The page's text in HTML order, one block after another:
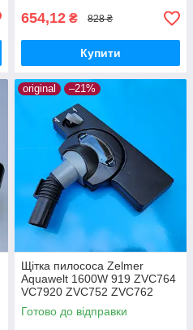
та паркет
654,12 ₴ 828 ₴
Купити
original –21%
Щітка пилососа Zelmer
Aquawelt 1600W 919 ZVC764
VC7920 ZVC752 ZVC762
ZVC763 Aquos 829 ZVC722
Aquario 819 ZVC712 оригінал
Готово до відправки